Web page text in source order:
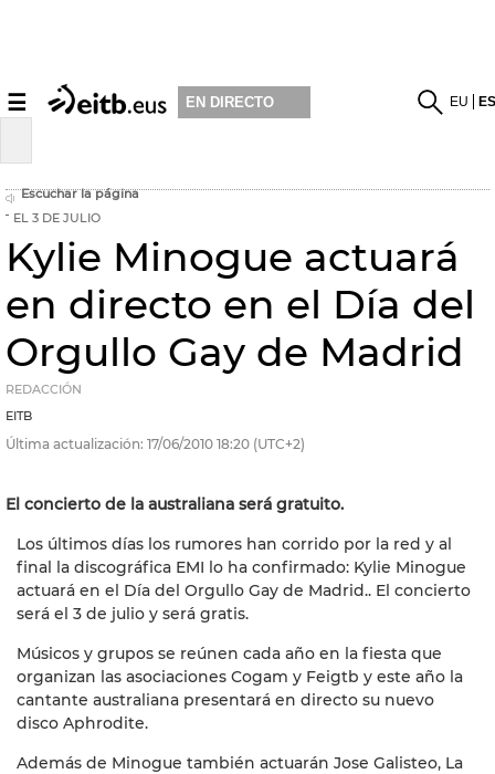
☰ EN DIRECTO EU
Escuchar la página
EL 3 DE JULIO
Kylie Minogue actuará
en directo en el Día del
Orgullo Gay de Madrid
REDACCIÓN
EITB
Última actualización: 17/06/2010 18:20 (UTC+2)
El concierto de la australiana será gratuito.
Los últimos días los rumores han corrido por la red y al
final la discográfica EMI lo ha confirmado: Kylie Minogue
actuará en el Día del Orgullo Gay de Madrid.. El concierto
será el 3 de julio y será gratis.
Músicos y grupos se reúnen cada año en la fiesta que
organizan las asociaciones Cogam y Feigtb y este año la
cantante australiana presentará en directo su nuevo
disco Aphrodite.
Además de Minogue también actuarán Jose Galisteo, La